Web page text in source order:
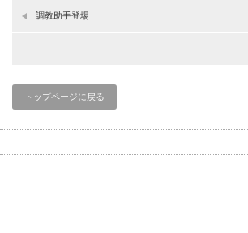
調教助手登場
トップページに戻る